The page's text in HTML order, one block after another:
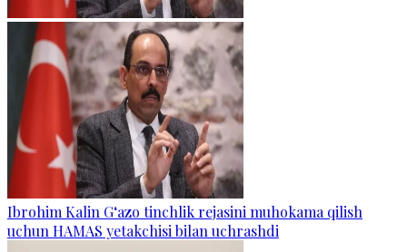
Ibrohim Kalin G‘azo tinchlik rejasini muhokama qilish
uchun HAMAS yetakchisi bilan uchrashdi